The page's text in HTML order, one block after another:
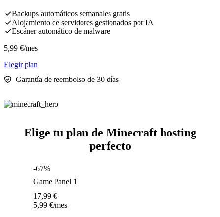
Backups automáticos semanales gratis
Alojamiento de servidores gestionados por IA
Escáner automático de malware
5,99 €/mes
Elegir plan
Garantía de reembolso de 30 días
Elige tu plan de Minecraft hosting
perfecto
-67%
Game Panel 1
17,99 €
5,99 €/mes